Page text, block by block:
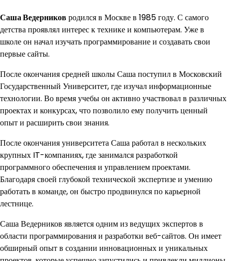
Саша Ведерниковродился в Москве в 1985 году. С самого
детства проявлял интерес к технике и компьютерам. Уже в
школе он начал изучать программирование и создавать свои
первые сайты.
После окончания средней школы Саша поступил в Московский
Государственный Университет, где изучал информационные
технологии. Во время учебы он активно участвовал в различных
проектах и конкурсах, что позволило ему получить ценный
опыт и расширить свои знания.
После окончания университета Саша работал в нескольких
крупных IT-компаниях, где занимался разработкой
программного обеспечения и управлением проектами.
Благодаря своей глубокой технической экспертизе и умению
работать в команде, он быстро продвинулся по карьерной
лестнице.
Саша Ведерников является одним из ведущих экспертов в
области программирования и разработки веб-сайтов. Он имеет
обширный опыт в создании инновационных и уникальных